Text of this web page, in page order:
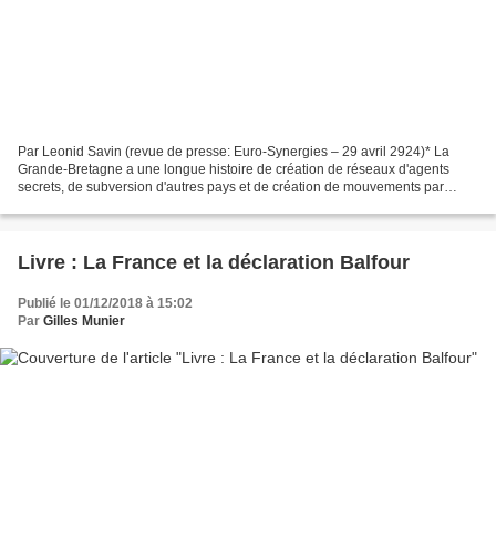
Par Leonid Savin (revue de presse: Euro-Synergies – 29 avril 2924)* La
Grande-Bretagne a une longue histoire de création de réseaux d'agents
secrets, de subversion d'autres pays et de création de mouvements par
Livre : La France et la déclaration Balfour
Publié le 01/12/2018 à 15:02
Par Gilles Munier